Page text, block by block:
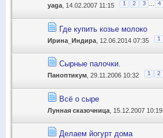
yaga , 14.02.2007 11:15 1 2 3 4
Где купить козье молоко
Ирина_Индира , 12.06.2014 07:35 1
Сырные палочки.
Паноптикум , 29.11.2006 10:32 1 2
Всё о сыре
Лунная сказочница , 15.12.2007 10:19
Делаем йогурт дома